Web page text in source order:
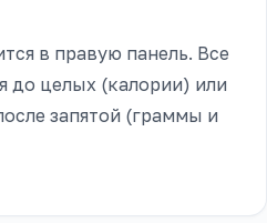
в правую панель. Все
до целых (калории) или
запятой (граммы и